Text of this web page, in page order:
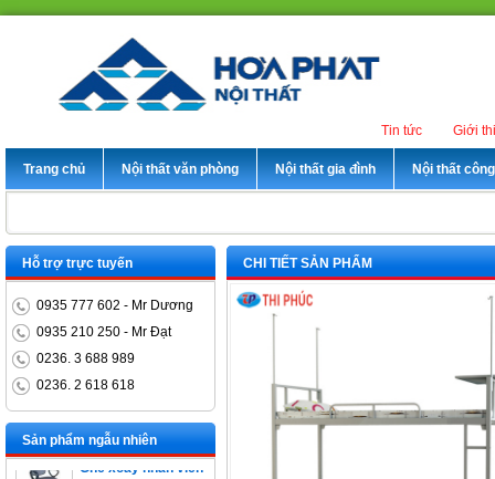
Giới
Tin tức
Trang chủ Nội thất văn phòng Nội thất gia đình Nội thất
CHI TIẾT SẢN PHẨM
Hỗ trợ trực tuyến
0935 777 602 - Mr Dương
0935 210 250 - Mr Đạt
0236. 3 688 989
0236. 2 618 618
Sản phẩm ngẫu nhiên
Bàn trưởng phòng
ET1400D
Ghế xoay nhân viên
SG550